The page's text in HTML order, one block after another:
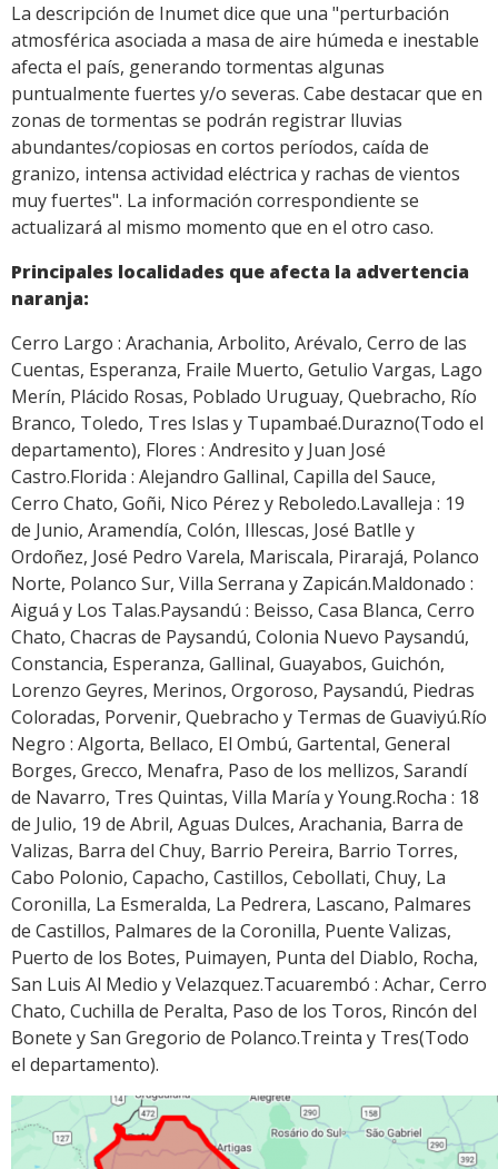
La descripción de Inumet dice que una "perturbación
atmosférica asociada a masa de aire húmeda e inestable
afecta el país, generando tormentas algunas
puntualmente fuertes y/o severas. Cabe destacar que en
zonas de tormentas se podrán registrar lluvias
abundantes/copiosas en cortos períodos, caída de
granizo, intensa actividad eléctrica y rachas de vientos
muy fuertes". La información correspondiente se
actualizará al mismo momento que en el otro caso.
Principales localidades que afecta la advertencia
naranja:
Cerro Largo : Arachania, Arbolito, Arévalo, Cerro de las
Cuentas, Esperanza, Fraile Muerto, Getulio Vargas, Lago
Merín, Plácido Rosas, Poblado Uruguay, Quebracho, Río
Branco, Toledo, Tres Islas y Tupambaé.Durazno(Todo el
departamento), Flores : Andresito y Juan José
Castro.Florida : Alejandro Gallinal, Capilla del Sauce,
Cerro Chato, Goñi, Nico Pérez y Reboledo.Lavalleja : 19
de Junio, Aramendía, Colón, Illescas, José Batlle y
Ordoñez, José Pedro Varela, Mariscala, Pirarajá, Polanco
Norte, Polanco Sur, Villa Serrana y Zapicán.Maldonado :
Aiguá y Los Talas.Paysandú : Beisso, Casa Blanca, Cerro
Chato, Chacras de Paysandú, Colonia Nuevo Paysandú,
Constancia, Esperanza, Gallinal, Guayabos, Guichón,
Lorenzo Geyres, Merinos, Orgoroso, Paysandú, Piedras
Coloradas, Porvenir, Quebracho y Termas de Guaviyú.Río
Negro : Algorta, Bellaco, El Ombú, Gartental, General
Borges, Grecco, Menafra, Paso de los mellizos, Sarandí
de Navarro, Tres Quintas, Villa María y Young.Rocha : 18
de Julio, 19 de Abril, Aguas Dulces, Arachania, Barra de
Valizas, Barra del Chuy, Barrio Pereira, Barrio Torres,
Cabo Polonio, Capacho, Castillos, Cebollati, Chuy, La
Coronilla, La Esmeralda, La Pedrera, Lascano, Palmares
de Castillos, Palmares de la Coronilla, Puente Valizas,
Puerto de los Botes, Puimayen, Punta del Diablo, Rocha,
San Luis Al Medio y Velazquez.Tacuarembó : Achar, Cerro
Chato, Cuchilla de Peralta, Paso de los Toros, Rincón del
Bonete y San Gregorio de Polanco.Treinta y Tres(Todo
el departamento).